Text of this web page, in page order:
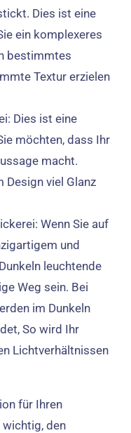
Dies ist eine
ein komplexeres
bestimmtes
Textur erzielen
Dies ist eine
möchten, dass Ihr
macht.
Design viel Glanz
Wenn Sie auf
und
leuchtende
Weg sein. Bei
im Dunkeln
So wird Ihr
Lichtverhältnissen
für Ihren
den